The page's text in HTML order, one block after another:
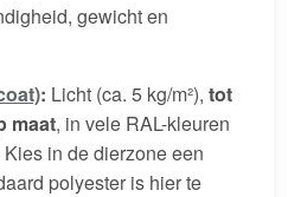
gewicht en
: Licht (ca. 5 kg/m²), tot
maat, in vele RAL-kleuren
in de dierzone een
polyester is hier te